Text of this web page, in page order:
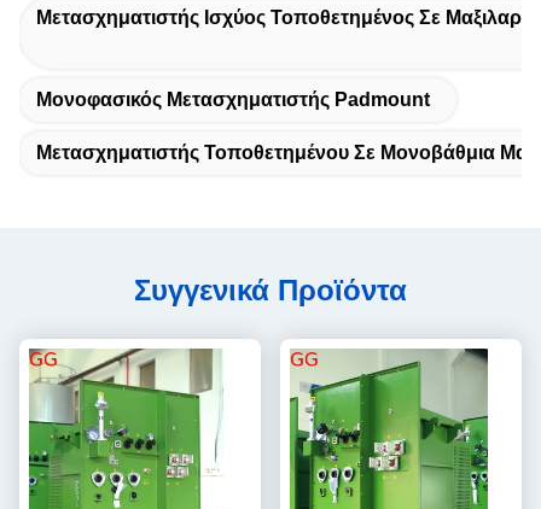
Μετασχηματιστής Ισχύος Τοποθετημένος Σε
Μονοφασικός Μετασχηματιστής Padmount
Μετασχηματιστής Τοποθετημένου Σε Μονοβάθμια
Συγγενικά Προϊόντα